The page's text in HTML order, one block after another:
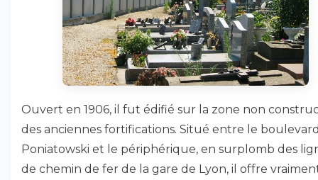
Ouvert en 1906, il fut édifié sur la zone non
des anciennes fortifications. Situé entre le
Poniatowski et le périphérique, en surplomb des
de chemin de fer de la gare de Lyon, il offre